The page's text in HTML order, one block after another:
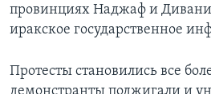
провинциях Наджаф и
иракское государственное
Протесты становились все